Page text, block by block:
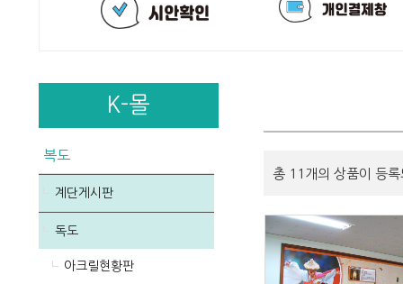
K-몰
복도
계단게시판
독도
아크릴현황판
총 11개의 상품이 등